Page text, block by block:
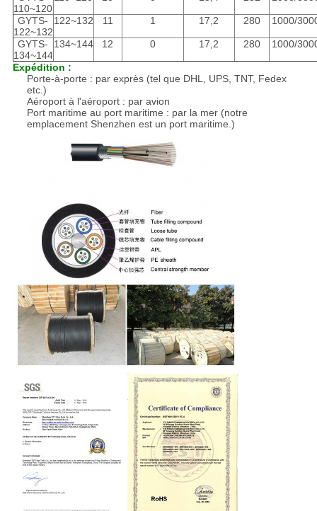
110~120
GYTS-
122~132
122~132 11 1 17,2 280 1000/
GYTS-
134~144
134~144 12 0 17,2 280 1000/
Expédition :
Porte-à-porte : par exprès (tel que DHL, UPS, TNT, Fedex
etc.)
Aéroport à l'aéroport : par avion
Port maritime au port maritime : par la mer (notre
emplacement Shenzhen est un port maritime.)